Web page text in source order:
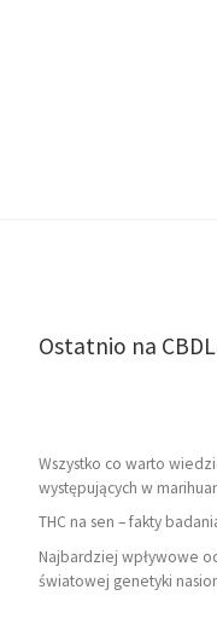
Ostatnio na
Wszystko co warto
występujących w
THC na sen – fakty
Najbardziej wpływowe
światowej genetyki